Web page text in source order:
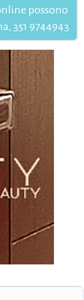
possono
351 9744943